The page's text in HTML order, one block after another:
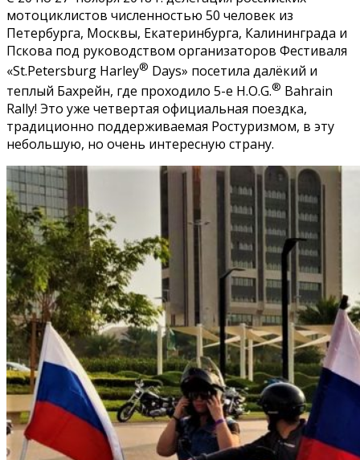
мотоциклистов численностью 50 человек из
Петербурга, Москвы, Екатеринбурга, Калининграда и
Пскова под руководством организаторов Фестиваля
«St.Petersburg Harley® Days» посетила далёкий и
теплый Бахрейн, где проходило 5-е H.O.G.® Bahrain
Rally! Это уже четвертая официальная поездка,
традиционно поддерживаемая Ростуризмом, в эту
небольшую, но очень интересную страну.